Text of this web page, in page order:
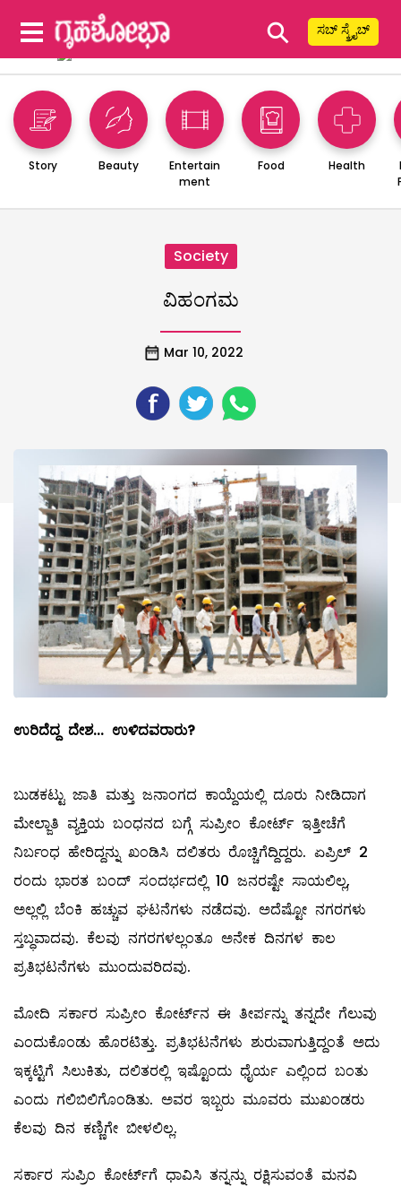
⚲ ಸಬ್ ಸ್ಕ್ರೈಬ್
Story Beauty
Entertain
ment
Food Health
Society
ವಿಹಂಗಮ
Mar 10, 2022
ಉರಿದೆದ್ದ ದೇಶ... ಉಳಿದವರಾರು?
ಬುಡಕಟ್ಟು ಜಾತಿ ಮತ್ತು ಜನಾಂಗದ ಕಾಯ್ದೆಯಲ್ಲಿ ದೂರು ನೀಡಿದಾಗ
ಮೇಲ್ಜಾತಿ ವ್ಯಕ್ತಿಯ ಬಂಧನದ ಬಗ್ಗೆ ಸುಪ್ರೀಂ ಕೋರ್ಟ್‌ ಇತ್ತೀಚೆಗೆ
ನಿರ್ಬಂಧ ಹೇರಿದ್ದನ್ನು ಖಂಡಿಸಿ ದಲಿತರು ರೊಚ್ಚಿಗೆದ್ದಿದ್ದರು. ಏಪ್ರಿಲ್‌ 2
ರಂದು ಭಾರತ ಬಂದ್‌ ಸಂದರ್ಭದಲ್ಲಿ 10 ಜನರಷ್ಟೇ ಸಾಯಲಿಲ್ಲ,
ಅಲ್ಲಲ್ಲಿ ಬೆಂಕಿ ಹಚ್ಚುವ ಘಟನೆಗಳು ನಡೆದವು. ಅದೆಷ್ಟೋ ನಗರಗಳು
ಸ್ತಬ್ಧವಾದವು. ಕೆಲವು ನಗರಗಳಲ್ಲಂತೂ ಅನೇಕ ದಿನಗಳ ಕಾಲ
ಪ್ರತಿಭಟನೆಗಳು ಮುಂದುವರಿದವು.
ಮೋದಿ ಸರ್ಕಾರ ಸುಪ್ರೀಂ ಕೋರ್ಟ್‌ನ ಈ ತೀರ್ಪನ್ನು ತನ್ನದೇ ಗೆಲುವು
ಎಂದುಕೊಂಡು ಹೊರಟಿತ್ತು. ಪ್ರತಿಭಟನೆಗಳು ಶುರುವಾಗುತ್ತಿದ್ದಂತೆ ಅದು
ಇಕ್ಕಟ್ಟಿಗೆ ಸಿಲುಕಿತು, ದಲಿತರಲ್ಲಿ ಇಷ್ಟೊಂದು ಧೈರ್ಯ ಎಲ್ಲಿಂದ ಬಂತು
ಎಂದು ಗಲಿಬಿಲಿಗೊಂಡಿತು. ಅವರ ಇಬ್ಬರು ಮೂವರು ಮುಖಂಡರು
ಕೆಲವು ದಿನ ಕಣ್ಣಿಗೇ ಬೀಳಲಿಲ್ಲ.
ಸರ್ಕಾರ ಸುಪ್ರಿಂ ಕೋರ್ಟ್‌ಗೆ ಧಾವಿಸಿ ತನ್ನನ್ನು ರಕ್ಷಿಸುವಂತೆ ಮನವಿ